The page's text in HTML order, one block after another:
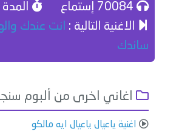
المدة :
الاغنية التالية : انت عندك
ساندك
اغاني اخرى من ألبوم
اغنية ياعيال ياعيال ايه مالكو